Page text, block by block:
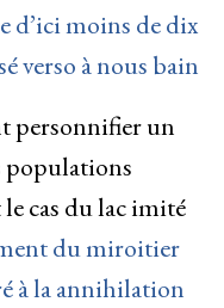
d’ici moins de dix
verso à nous bain
personnifier un
populations
cas du lac imité
du miroitier
à la annihilation